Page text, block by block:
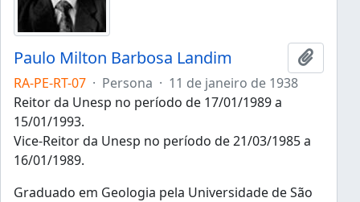
Paulo Milton Barbosa Landim
Añadir
RA-PE-RT-07 · Persona · 11 de janeiro de 1938
Reitor da Unesp no período de 17/01/1989 a
15/01/1993.
Vice-Reitor da Unesp no período de 21/03/1985 a
16/01/1989.
Graduado em Geologia pela Universidade de São